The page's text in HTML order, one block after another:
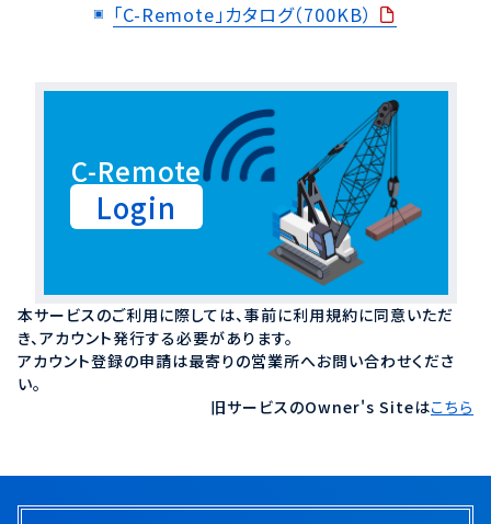
「C-Remote」カタログ（700KB）
C-Remote
Login
本サービスのご利用に際しては、事前に利用規約に同意いただ
き、アカウント発行する必要があります。
アカウント登録の申請は最寄りの営業所へお問い合わせくださ
い。
旧サービスのOwner's Siteはこちら